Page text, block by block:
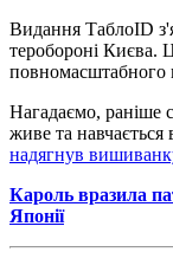
Видання ТаблоID
теробороні Києва.
повномасштабного
Нагадаємо, раніше
живе та
надягнув
Кароль вразила
Японії